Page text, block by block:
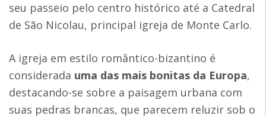
seu passeio pelo centro histórico até a Catedral
de São Nicolau, principal igreja de Monte Carlo.
A igreja em estilo romântico-bizantino é
considerada uma das mais bonitas da Europa,
destacando-se sobre a paisagem urbana com
suas pedras brancas, que parecem reluzir sob o